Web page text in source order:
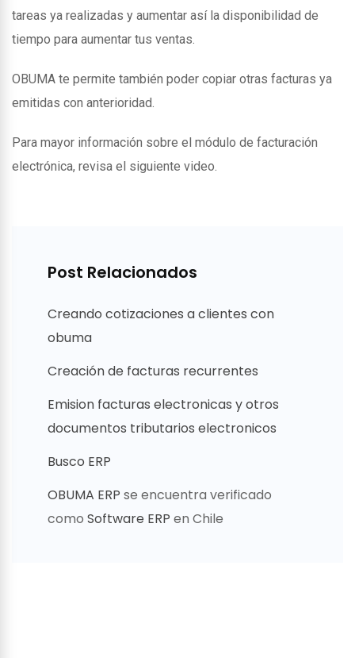
tareas ya realizadas y aumentar así la disponibilidad de
tiempo para aumentar tus ventas.
OBUMA te permite también poder copiar otras facturas ya
emitidas con anterioridad.
Para mayor información sobre el módulo de facturación
electrónica, revisa el siguiente video.
Post Relacionados
Creando cotizaciones a clientes con
obuma
Creación de facturas recurrentes
Emision facturas electronicas y otros
documentos tributarios electronicos
Busco ERP
OBUMA ERP se encuentra verificado
como Software ERP en Chile